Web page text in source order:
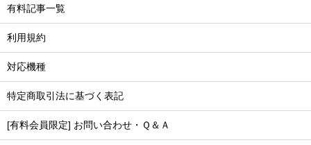
有料記事一覧
利用規約
対応機種
特定商取引法に基づく表記
[有料会員限定] お問い合わせ・Ｑ＆Ａ